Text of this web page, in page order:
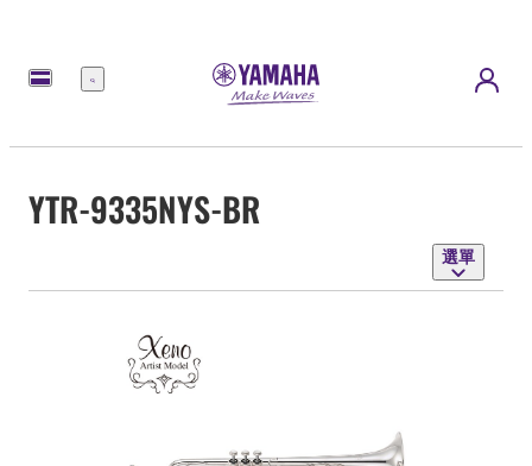
選
YTR-9335NYS-BR
選單